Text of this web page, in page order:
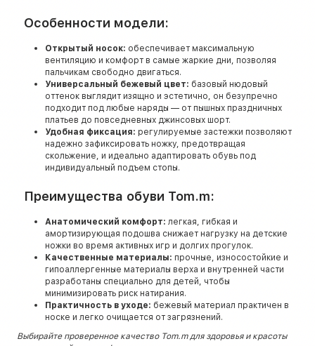
Особенности модели:
Открытый носок: обеспечивает максимальную
вентиляцию и комфорт в самые жаркие дни, позволяя
пальчикам свободно двигаться.
Универсальный бежевый цвет: базовый нюдовый
оттенок выглядит изящно и эстетично, он безупречно
подходит под любые наряды — от пышных праздничных
платьев до повседневных джинсовых шорт.
Удобная фиксация: регулируемые застежки позволяют
надежно зафиксировать ножку, предотвращая
скольжение, и идеально адаптировать обувь под
индивидуальный подъем стопы.
Преимущества обуви Tom.m:
Анатомический комфорт: легкая, гибкая и
амортизирующая подошва снижает нагрузку на детские
ножки во время активных игр и долгих прогулок.
Качественные материалы: прочные, износостойкие и
гипоаллергенные материалы верха и внутренней части
разработаны специально для детей, чтобы
минимизировать риск натирания.
Практичность в уходе: бежевый материал практичен в
носке и легко очищается от загрязнений.
Выбирайте проверенное качество Tom.m для здоровья и красоты